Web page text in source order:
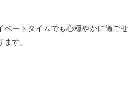
ベートタイムでも心穏やかに過ごせ
ます。